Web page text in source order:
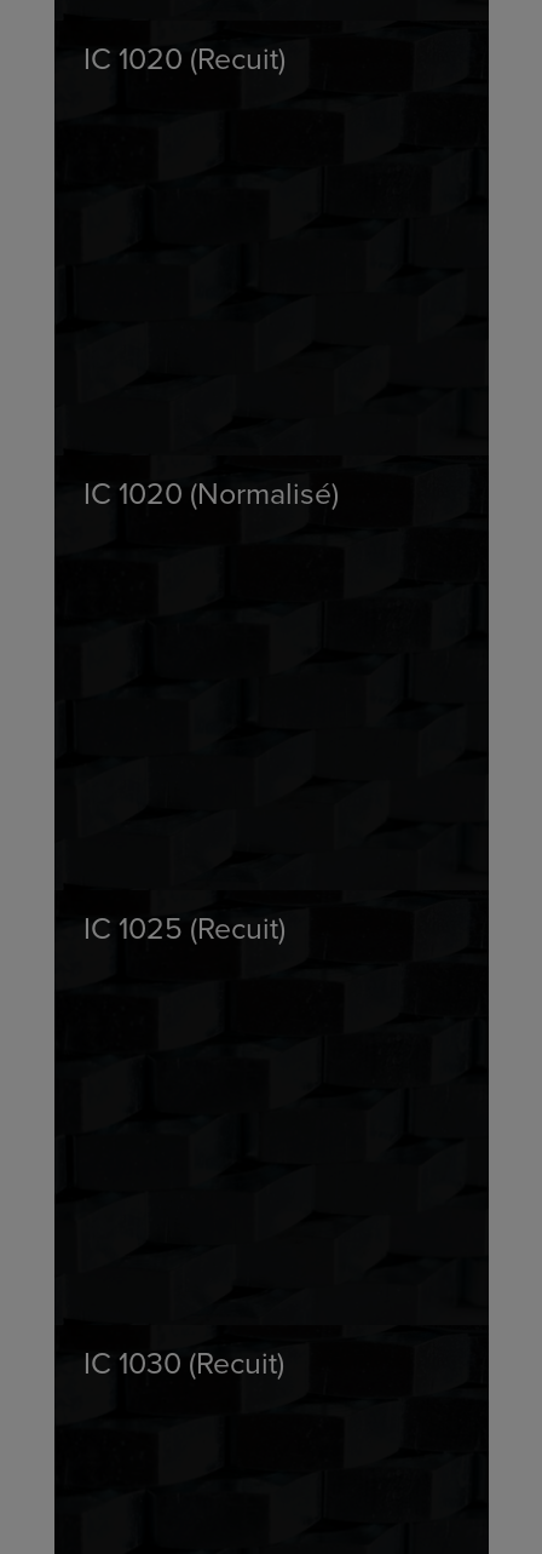
IC 1020 (Recuit)
IC 1020 (Normalisé)
IC 1025 (Recuit)
IC 1030 (Recuit)